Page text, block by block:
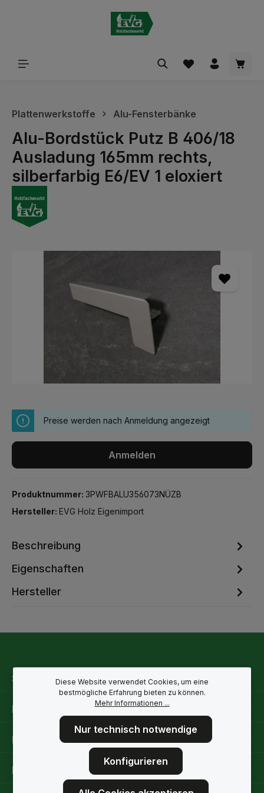
Plattenwerkstoffe Alu-Fensterbänke
Alu-Bordstück Putz B 406/18
Ausladung 165mm rechts,
silberfarbig E6/EV 1 eloxiert
Preise werden nach Anmeldung angezeigt
Anmelden
Produktnummer: 3PWFBALU356073NÜZB
Hersteller: EVG Holz Eigenimport
Beschreibung
Eigenschaften
Hersteller
Service-Hotline
Rechtliche Hinweise
Informationen
Folge uns
Diese Website verwendet Cookies, um eine
bestmögliche Erfahrung bieten zu können.
Mehr Informationen ...
Nur technisch notwendige
Konfigurieren